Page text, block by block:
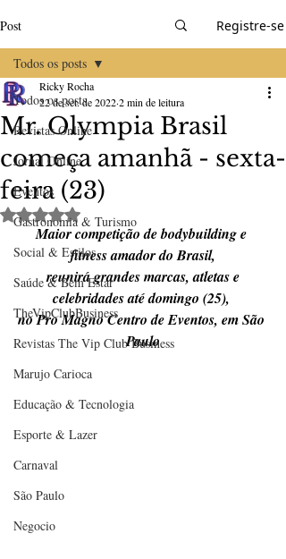
Post Registre-se
Todos os posts
Revistas Online
Jornal Online
Eventos
Gastronomia & Turismo
Social & Estilos
Saúde & Bem Estar
TheVipClubBusiness
Revistas The Vip Club Business
Marujo Carioca
Educação & Tecnologia
Esporte & Lazer
Carnaval
São Paulo
Negocio
Todos os posts
Mr. Olympia Brasil
começa amanhã - sexta-
feira (23)
Ricky Rocha
22 de set. de 20222 min de leitura
Avaliado com NaN de 5 estrelas.
Maior competição de bodybuilding e
fitness amador do Brasil,
reunirá grandes marcas, atletas e
celebridades até domingo (25),
no Pro Magno Centro de Eventos, em São
Paulo